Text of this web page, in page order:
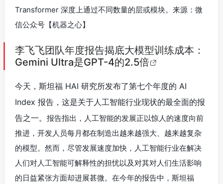
Transformer 深度上通过不同数量的层或模块。来源：微
信公众号【机器之心】
李飞飞团队年度报告揭底大模型训练成本：
Gemini Ultra是GPT-4的2.5倍
今天，斯坦福 HAI 研究所发布了第七个年度的 AI
Index 报告，这是关于人工智能行业现状的最全面的报
告之一。 报告指出，人工智能的发展正以惊人的速度向前
推进，开发人员每月都在制造出越来越强大、越来越复杂
的模型。然而，尽管发展速度加快，人工智能行业在解决
人们对人工智能可解释性的担忧以及对其对人们生活影响
的日益紧张方面却进展甚微。在今年的报告中，斯坦福